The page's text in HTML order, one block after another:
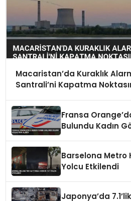
Macaristan’da Kuraklık
Santrali’ni Kapatma
Fransa
Bulundu Kadın
Barselona Metro
Yolcu Etkilendi
Japonya’da